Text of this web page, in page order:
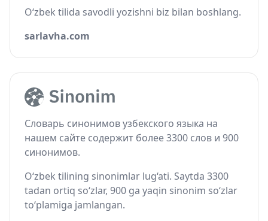
O‘zbek tilida savodli yozishni biz bilan boshlang.
sarlavha.com
Словарь синонимов узбекского языка на
нашем сайте содержит более 3300 слов и 900
синонимов.
O‘zbek tilining sinonimlar lug‘ati. Saytda 3300
tadan ortiq so‘zlar, 900 ga yaqin sinonim so‘zlar
to‘plamiga jamlangan.